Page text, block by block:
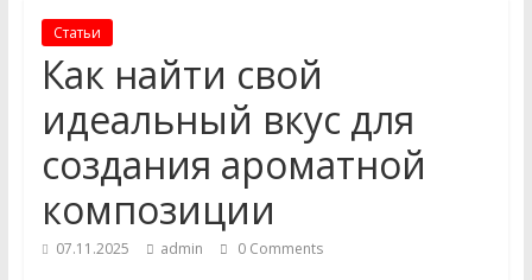
Статьи
Как найти свой
идеальный вкус для
создания ароматной
композиции
07.11.2025 admin 0 Comments